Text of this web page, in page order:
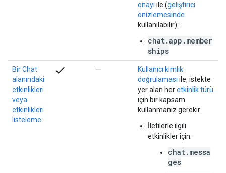
onayı ile (geliştirici
önizlemesinde
kullanılabilir):
chat.app.member
ships
Bir Chat
alanındaki
etkinlikleri
veya
etkinlikleri
listeleme
check —
Kullanıcı kimlik
doğrulaması ile, istekte
yer alan heretkinlik türü
için bir kapsam
kullanmanız gerekir:
İletilerle ilgili
etkinlikler için:
chat.messa
ges